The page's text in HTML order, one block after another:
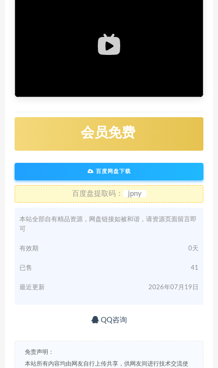
会员免费
百度网盘下载
百度盘提取码： jpny
本站全部自有精品资源，网盘链接如被和谐，请资源页面留言即
可
有效期 0天
已售 41
最近更新 2026年07月19日
QQ咨询
免责声明：
本站所有内容均由网友自行上传共享，供网友间进行技术交流使